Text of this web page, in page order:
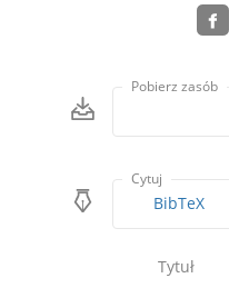
Pobierz zasób
Cytuj
BibTeX
Tytuł